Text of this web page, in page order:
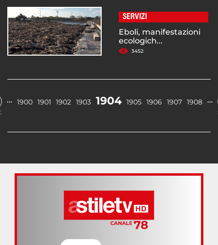
SERVIZI
Eboli, manifestazioni
ecologich...
3452
… 1900 1901 1902 1903 1904 1905 1906 1907 1908 …